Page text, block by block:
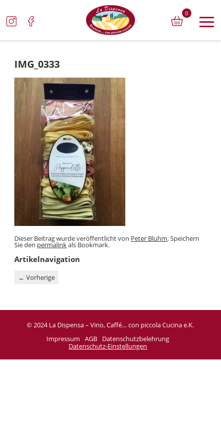
0
IMG_0333
Dieser Beitrag wurde veröffentlicht von Peter Bluhm. Speichern
Sie den permalinkals Bookmark.
Artikelnavigation
← Vorherige
© 2024 La Dispensa – Vino, Caffé… con piccola Cucina e.K.
Impressum
AGB
Datenschutzbelehrung
Datenschutz-Einstellungen